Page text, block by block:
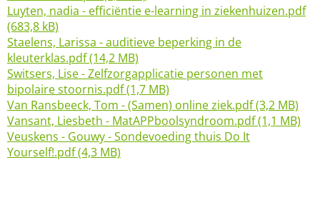
Luyten, nadia - efficiëntie e-learning in ziekenhuizen.pdf
(683,8 kB)
Staelens, Larissa - auditieve beperking in de
kleuterklas.pdf (14,2 MB)
Switsers, Lise - Zelfzorgapplicatie personen met
bipolaire stoornis.pdf (1,7 MB)
Van Ransbeeck, Tom - (Samen) online ziek.pdf (3,2 MB)
Vansant, Liesbeth - MatAPPboolsyndroom.pdf (1,1 MB)
Veuskens - Gouwy - Sondevoeding thuis Do It
Yourself!.pdf (4,3 MB)